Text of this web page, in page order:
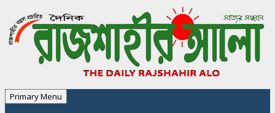
Primary Menu